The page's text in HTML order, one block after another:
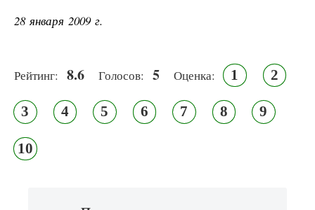
28 января 2009 г.
Рейтинг: 8.6 Голосов: 5 Оценка: 1 2
3 4 5 6 7 8 9
10